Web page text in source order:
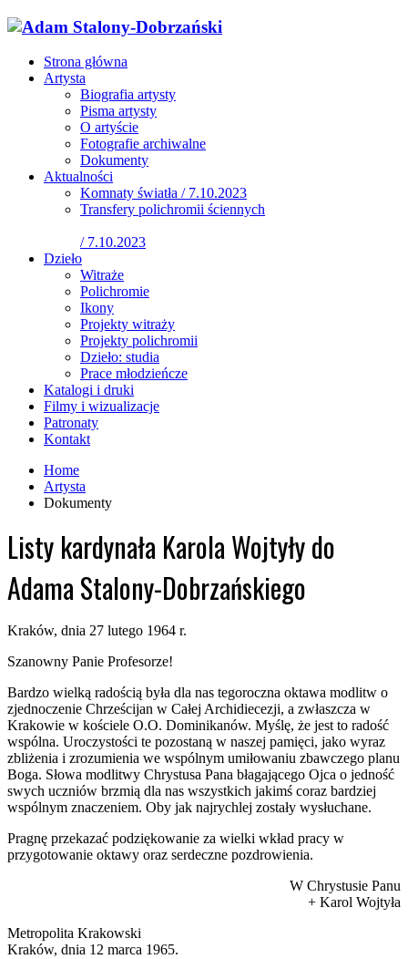
Strona główna
Artysta
Biografia artysty
Pisma artysty
O artyście
Fotografie archiwalne
Dokumenty
Aktualności
Komnaty światła / 7.10.2023
Transfery polichromii ściennych
/ 7.10.2023
Dzieło
Witraże
Polichromie
Ikony
Projekty witraży
Projekty polichromii
Dzieło: studia
Prace młodzieńcze
Katalogi i druki
Filmy i wizualizacje
Patronaty
Kontakt
Home
Artysta
Dokumenty
Listy kardynała Karola Wojtyły do
Adama Stalony-Dobrzańskiego
Kraków, dnia 27 lutego 1964 r.
Szanowny Panie Profesorze!
Bardzo wielką radością była dla nas tegoroczna oktawa modlitw o
zjednoczenie Chrześcijan w Całej Archidiecezji, a zwłaszcza w
Krakowie w kościele O.O. Dominikanów. Myślę, że jest to radość
wspólna. Uroczystości te pozostaną w naszej pamięci, jako wyraz
zbliżenia i zrozumienia we wspólnym umiłowaniu zbawczego planu
Boga. Słowa modlitwy Chrystusa Pana błagającego Ojca o jedność
swych uczniów brzmią dla nas wszystkich jakimś coraz bardziej
wspólnym znaczeniem. Oby jak najrychlej zostały wysłuchane.
Pragnę przekazać podziękowanie za wielki wkład pracy w
przygotowanie oktawy oraz serdeczne pozdrowienia.
W Chrystusie Panu
+ Karol Wojtyła
Metropolita Krakowski
Kraków, dnia 12 marca 1965.